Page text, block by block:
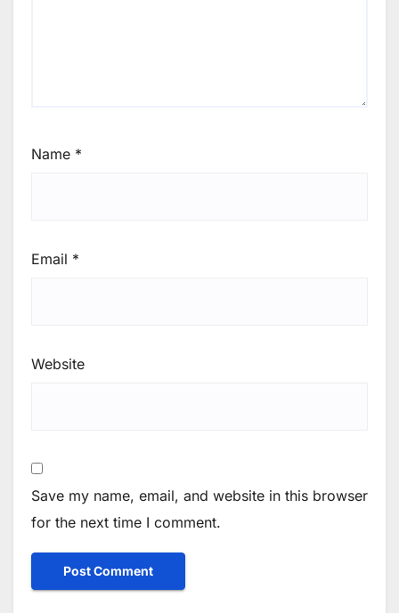
Name *
Email *
Website
Save my name, email, and website in this browser
for the next time I comment.